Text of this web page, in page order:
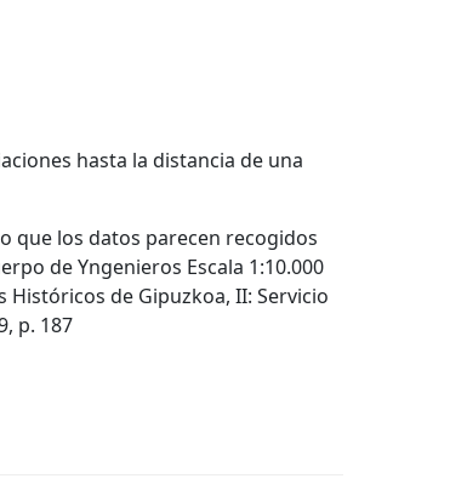
hasta la distancia de una
que los datos parecen recogidos
de Yngenieros Escala 1:10.000
Históricos de Gipuzkoa, II: Servicio
p. 187